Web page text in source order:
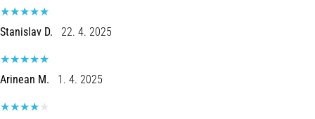
corretamente,
6. 8. 2026
•
Stanislav D. 22. 4. 2025
Arinean M. 1. 4. 2025